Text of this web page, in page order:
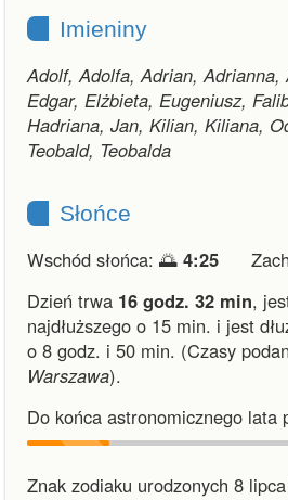
Imieniny
Adolf, Adolfa, Adrian, Adrianna,
Edgar, Elżbieta, Eugeniusz,
Hadriana, Jan, Kilian, Kiliana,
Teobald, Teobalda
Słońce
Wschód słońca: 🌅 4:25
Dzień trwa 16 godz. 32 min,
najdłuższego o 15 min. i jest
o 8 godz. i 50 min. (Czasy
Warszawa).
Do końca astronomicznego lata
Znak zodiaku urodzonych 8